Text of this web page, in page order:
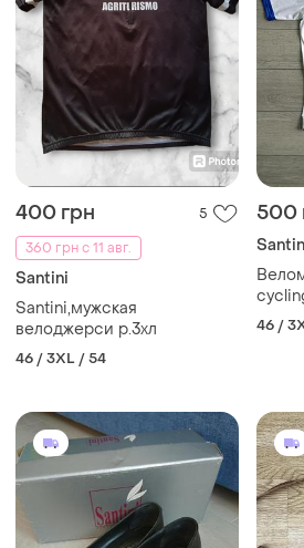
400 грн
5
360 грн с 11 авг.
Santini
Santini,мужская
велоджерси р.3хл
46 / 3XL / 54
500
46 /